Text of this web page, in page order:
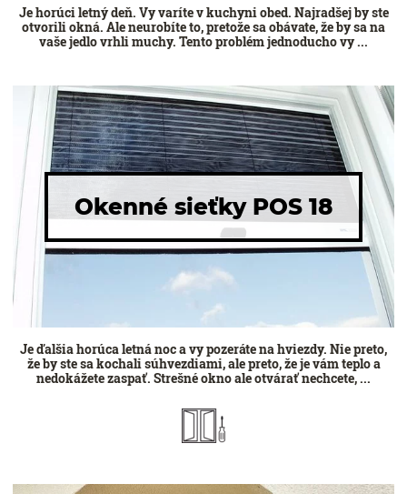
Je horúci letný deň. Vy varíte v kuchyni obed. Najradšej by ste
otvorili okná. Ale neurobíte to, pretože sa obávate, že by sa na
vaše jedlo vrhli muchy. Tento problém jednoducho vy ...
Okenné sieťky POS 18
Je ďalšia horúca letná noc a vy pozeráte na hviezdy. Nie preto,
že by ste sa kochali súhvezdiami, ale preto, že je vám teplo a
nedokážete zaspať. Strešné okno ale otvárať nechcete, ...